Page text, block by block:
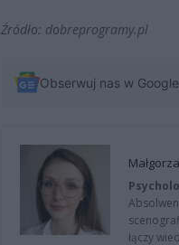
Źródło: dobreprogramy.pl
Obserwuj nas w
łączy